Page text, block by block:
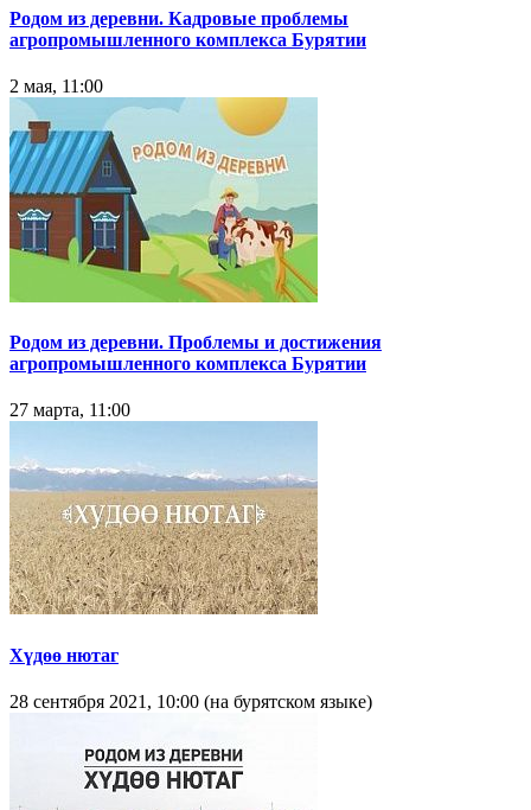
Родом из деревни. Кадровые проблемы
агропромышленного комплекса Бурятии
2 мая, 11:00
Родом из деревни. Проблемы и достижения
агропромышленного комплекса Бурятии
27 марта, 11:00
Хүдөө нютаг
28 сентября 2021, 10:00 (на бурятском языке)